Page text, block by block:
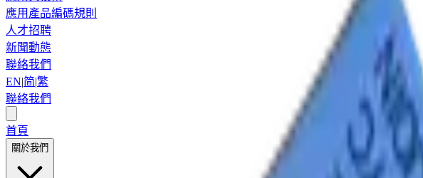
應用 產品編碼規則
人才招聘
新聞動態
聯絡我們
EN|简|繁
聯絡我們
首頁
關於我們